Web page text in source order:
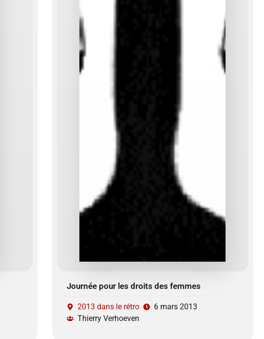
Journée pour les droits des femmes
2013 dans le rétro
6 mars 2013
Thierry Verhoeven